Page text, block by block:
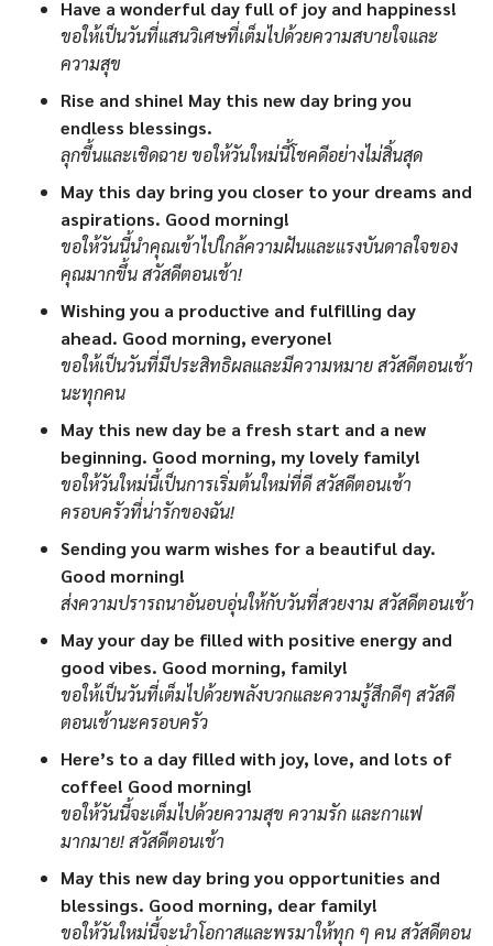
Have a wonderful day full of joy and happiness!
ขอให้เป็นวันที่แสนวิเศษที่เต็มไปด้วยความสบายใจและ
ความสุข
Rise and shine! May this new day bring you
endless blessings.
ลุกขึ้นและเชิดฉาย ขอให้วันใหม่นี้โชคดีอย่างไม่สิ้นสุด
May this day bring you closer to your dreams and
aspirations. Good morning!
ขอให้วันนี้นำคุณเข้าไปใกล้ความฝันและแรงบันดาลใจของ
คุณมากขึ้น สวัสดีตอนเช้า!
Wishing you a productive and fulfilling day
ahead. Good morning, everyone!
ขอให้เป็นวันที่มีประสิทธิผลและมีความหมาย สวัสดีตอนเช้า
นะทุกคน
May this new day be a fresh start and a new
beginning. Good morning, my lovely family!
ขอให้วันใหม่นี้เป็นการเริ่มต้นใหม่ที่ดี สวัสดีตอนเช้า
ครอบครัวที่น่ารักของฉัน!
Sending you warm wishes for a beautiful day.
Good morning!
ส่งความปรารถนาอันอบอุ่นให้กับวันที่สวยงาม สวัสดีตอนเช้า
May your day be filled with positive energy and
good vibes. Good morning, family!
ขอให้เป็นวันที่เต็มไปด้วยพลังบวกและความรู้สึกดีๆ สวัสดี
ตอนเช้านะครอบครัว
Here’s to a day filled with joy, love, and lots of
coffee! Good morning!
ขอให้วันนี้จะเต็มไปด้วยความสุข ความรัก และกาแฟ
มากมาย! สวัสดีตอนเช้า
May this new day bring you opportunities and
blessings. Good morning, dear family!
ขอให้วันใหม่นี้จะนำโอกาสและพรมาให้ทุก ๆ คน สวัสดีตอน